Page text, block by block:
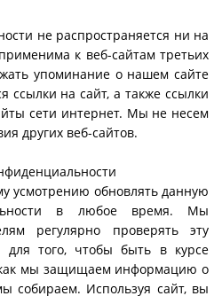
не распространяется ни на
к веб-сайтам третьих
упоминание о нашем сайте
ссылки на сайт, а также ссылки
сети интернет. Мы не несем
других веб-сайтов.
усмотрению обновлять данную
в любое время. Мы
регулярно проверять эту
для того, чтобы быть в курсе
мы защищаем информацию о
собираем. Используя сайт, вы